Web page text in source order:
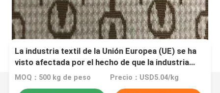
La industria textil de la Unión Europea (UE) se ha
visto afectada por el hecho de que la industria
textil de la Unión Europea (UE) no se ha
MOQ：500 kg de peso Precio：USD5.04/kg